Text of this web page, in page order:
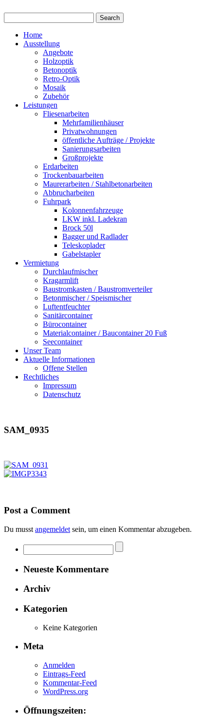
Home
Ausstellung
Angebote
Holzoptik
Betonoptik
Retro-Optik
Mosaik
Zubehör
Leistungen
Fliesenarbeiten
Mehrfamilienhäuser
Privatwohnungen
öffentliche Aufträge / Projekte
Sanierungsarbeiten
Großprojekte
Erdarbeiten
Trockenbauarbeiten
Maurerarbeiten / Stahlbetonarbeiten
Abbrucharbeiten
Fuhrpark
Kolonnenfahrzeuge
LKW inkl. Ladekran
Brock 50l
Bagger und Radlader
Teleskoplader
Gabelstapler
Vermietung
Durchlaufmischer
Kragarmlift
Baustromkasten / Baustromverteiler
Betonmischer / Speismischer
Luftentfeuchter
Sanitärcontainer
Bürocontainer
Materialcontainer / Baucontainer 20 Fuß
Seecontainer
Unser Team
Aktuelle Informationen
Offene Stellen
Rechtliches
Impressum
Datenschutz
SAM_0935
Post a Comment
Du musst angemeldet sein, um einen Kommentar abzugeben.
Neueste Kommentare
Archiv
Kategorien
Keine Kategorien
Meta
Anmelden
Eintrags-Feed
Kommentar-Feed
WordPress.org
Öffnungszeiten: